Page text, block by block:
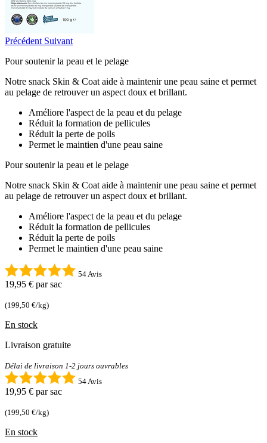
Précédent Suivant
Pour soutenir la peau et le pelage
Notre snack Skin & Coat aide à maintenir une peau saine et permet
au pelage de retrouver un aspect doux et brillant.
Améliore l'aspect de la peau et du pelage
Réduit la formation de pellicules
Réduit la perte de poils
Permet le maintien d'une peau saine
Pour soutenir la peau et le pelage
Notre snack Skin & Coat aide à maintenir une peau saine et permet
au pelage de retrouver un aspect doux et brillant.
Améliore l'aspect de la peau et du pelage
Réduit la formation de pellicules
Réduit la perte de poils
Permet le maintien d'une peau saine
54 Avis
19,95 € par sac
(199,50 €/kg)
En stock
Livraison gratuite
Délai de livraison 1-2 jours ouvrables
54 Avis
19,95 € par sac
(199,50 €/kg)
En stock